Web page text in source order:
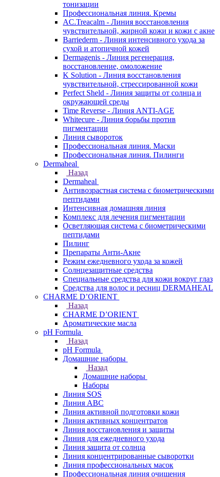
тонизации
Профессиональная линия. Кремы
AC.Treacalm - Линия восстановления
чувствительной, жирной кожи и кожи с акне
Barriederm - Линия интенсивного ухода за
сухой и атопичной кожей
Dermagenis - Линия регенерация,
восстановление, омоложение
K Solution - Линия восстановления
чувствительной, стрессированной кожи
Perfect Sheld - Линия защиты от солнца и
окружающей среды
Time Reverse - Линия ANTI-AGE
Whitecure - Линия борьбы против
пигментации
Линия сывороток
Профессиональная линия. Маски
Профессиональная линия. Пилинги
Dermaheal
Назад
Dermaheal
Антивозрастная система с биометрическими
пептидами
Интенсивная домашняя линия
Комплекс для лечения пигментации
Осветляющая система с биометрическими
пептидами
Пилинг
Препараты Анти-Акне
Режим ежедневного ухода за кожей
Солнцезащитные средства
Специальные средства для кожи вокруг глаз
Средства для волос и ресниц DERMAHEAL
CHARME D’ORIENT
Назад
CHARME D’ORIENT
Ароматические масла
pH Formula
Назад
pH Formula
Домашние наборы
Назад
Домашние наборы
Наборы
Линия SOS
Линия АВС
Линия активной подготовки кожи
Линия активных концентратов
Линия восстановления и защиты
Линия для ежедневного ухода
Линия защита от солнца
Линия концентрированные сыворотки
Линия профессиональных масок
Профессиональная линия очищения